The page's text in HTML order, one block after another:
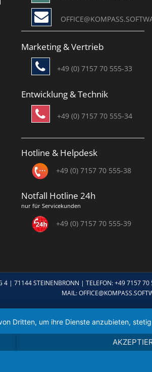
Marketing & Vertrieb
+49 (0) 7157 70 555-33
Entwicklung & Technik
+49 (0) 7157 70 555-34
Hotline & Helpdesk
+49 (0) 7157 70 555-38
Notfall Hotline 24h
nur für Servicekunden
+49 (0) 7157 70 555-39
4 | 71144 STEINENBRONN | TELEFON: +49 7157
MAIL:
Dritten, um ihre Dienste anzubieten,